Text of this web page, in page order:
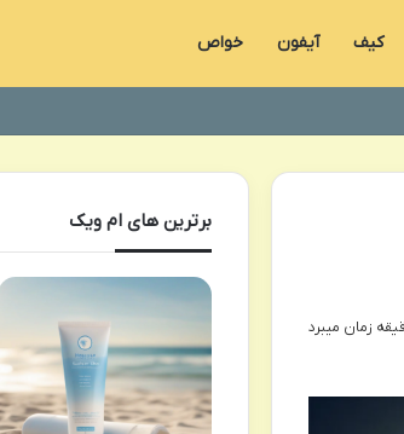
کیف آیفون خواص
برترین های ام ویک